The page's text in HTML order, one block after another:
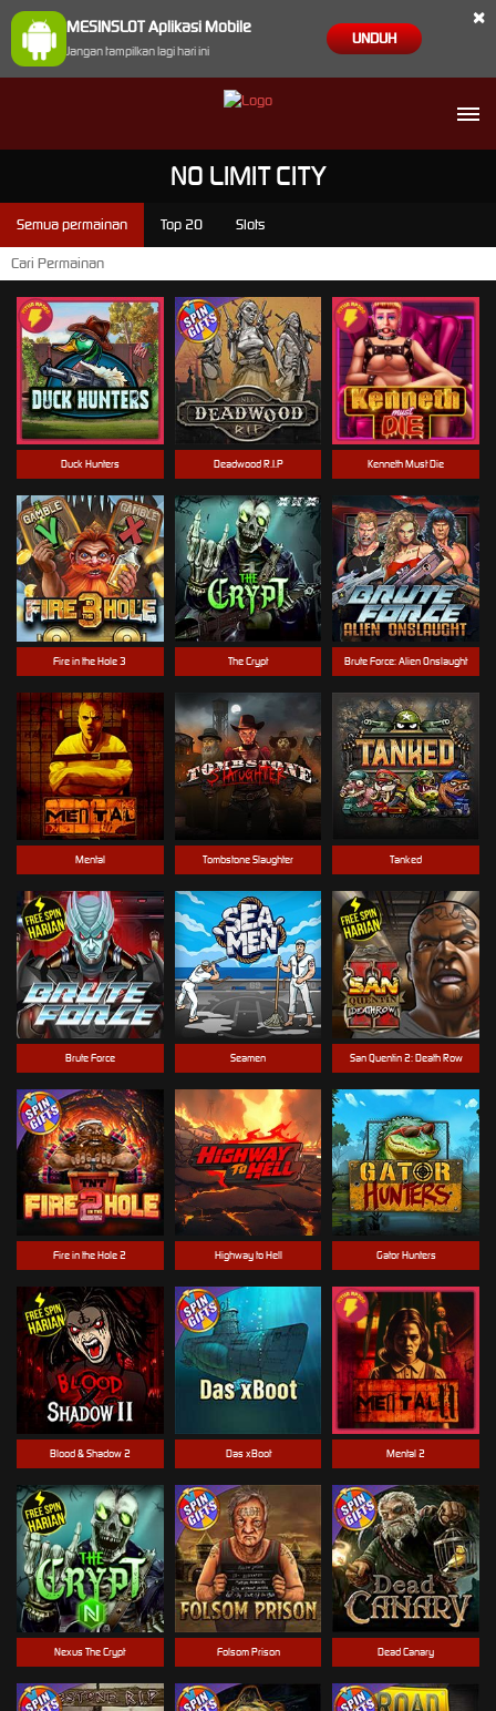
MESINSLOT Aplikasi Mobile
Jangan tampilkan lagi hari ini
UNDUH
×
NO LIMIT CITY
Semua permainan Top 20 Slots
Seamen
Duck Hunters
Fire in the Hole 3
Highway to Hell
Brute Force
Mental 2
Tombstone Slaughter
San Quentin 2: Death Row
Blood & Shadow 2
Mental
The Crypt
Deadwood R.I.P
Brute Force: Alien Onslaught
Nexus The Crypt
Gator Hunters
Kenneth Must Die
Fire in the Hole 2
Tanked
Folsom Prison
Das xBoot
Dead Canary